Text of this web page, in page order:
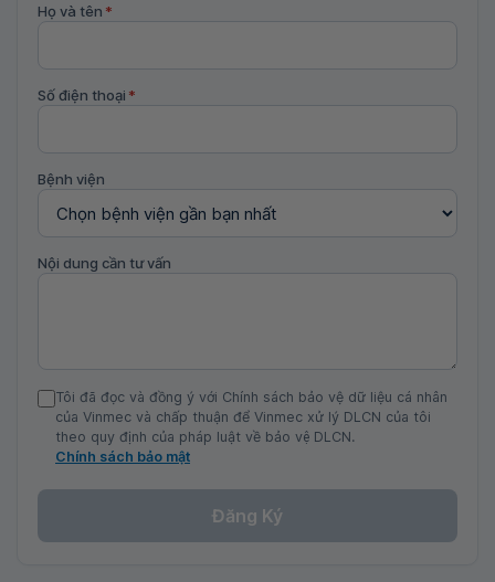
Họ và tên *
Số điện thoại *
Bệnh viện
Nội dung cần tư vấn
Tôi đã đọc và đồng ý với Chính sách bảo vệ dữ liệu cá nhân
của Vinmec và chấp thuận để Vinmec xử lý DLCN của tôi
theo quy định của pháp luật về bảo vệ DLCN.
Chính sách bảo mật
Đăng Ký